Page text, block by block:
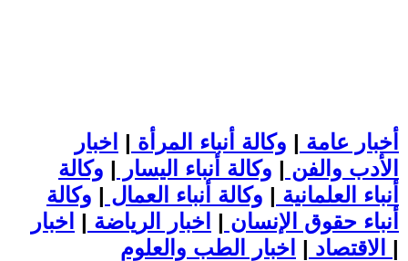
أخبار عامة | وكالة أنباء المرأة | اخبار
الأدب والفن | وكالة أنباء اليسار | وكالة
أنباء العلمانية | وكالة أنباء العمال | وكالة
أنباء حقوق الإنسان | اخبار الرياضة | اخبار
الاقتصاد | |